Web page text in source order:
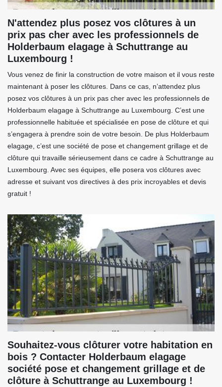
N'attendez plus posez vos clôtures à un
prix pas cher avec les professionnels de
Holderbaum elagage à Schuttrange au
Luxembourg !
Vous venez de finir la construction de votre maison et il vous reste
maintenant à poser les clôtures. Dans ce cas, n’attendez plus
posez vos clôtures à un prix pas cher avec les professionnels de
Holderbaum elagage à Schuttrange au Luxembourg. C’est une
professionnelle habituée et spécialisée en pose de clôture et qui
s’engagera à prendre soin de votre besoin. De plus Holderbaum
elagage, c’est une société de pose et changement grillage et de
clôture qui travaille sérieusement dans ce cadre à Schuttrange au
Luxembourg. Avec ses équipes, elle posera vos clôtures avec
adresse et suivant vos directives à des prix incroyables et devis
gratuit !
Souhaitez-vous clôturer votre habitation en
bois ? Contacter Holderbaum elagage
société pose et changement grillage et de
clôture à Schuttrange au Luxembourg !